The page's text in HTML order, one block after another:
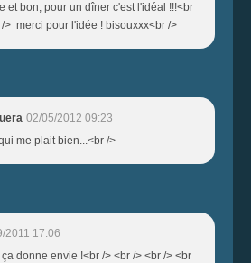
et bon, pour un dîner c'est l'idéal !!!<br
/> merci pour l'idée ! bisouxxx<br />
02/05/2012 09:23
me plait bien...<br />
2011 17:06
donne envie !<br /> <br /> <br /> <br